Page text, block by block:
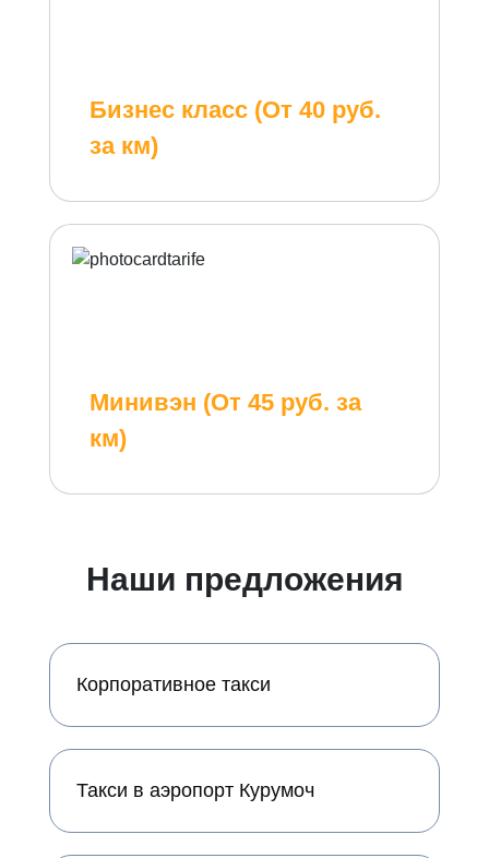
Бизнес класс (От 40 руб.
за км)
Минивэн (От 45 руб. за
км)
Наши предложения
Корпоративное такси
Такси в аэропорт Курумоч